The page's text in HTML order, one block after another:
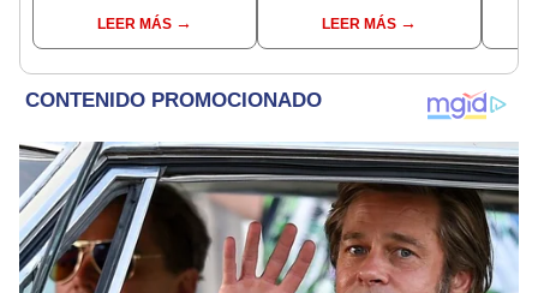
productos médicos
contra el cáncer por
LEER MÁS
Miraflores, SJL, Los
Olivos y más
LEER MÁS